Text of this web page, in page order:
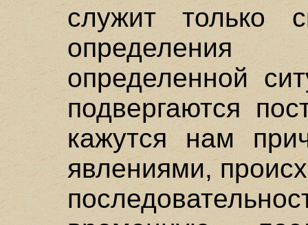
служит только
определения
определенной
подвергаются
кажутся нам
явлениями,